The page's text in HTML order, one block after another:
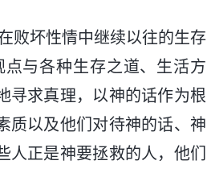
败坏性情中继续以往的生存
与各种生存之道、生活方
寻求真理，以神的话作为根
质以及他们对待神的话、神
正是神要拯救的人，他们